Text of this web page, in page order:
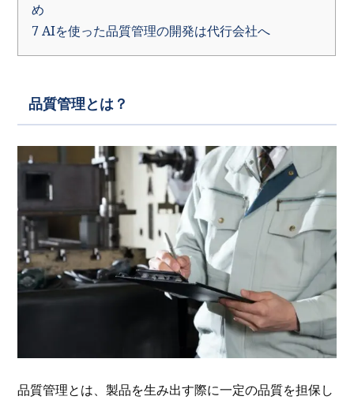
め
7AIを使った品質管理の開発は代行会社へ
品質管理とは？
品質管理とは、製品を生み出す際に一定の品質を担保し